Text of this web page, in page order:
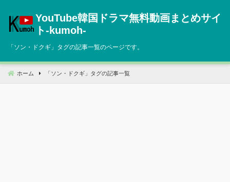
へ
動
YouTube韓国ドラマ無料動画まとめサイ
ト‐kumoh‐
「ソン・ドクギ 」タグの記事一覧のページです。
ホーム 「 ソン・ドクギ 」タグの記事一覧